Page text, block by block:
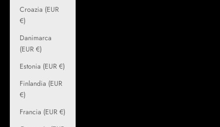
Croazia (EUR
€)
Danimarca
(EUR €)
Estonia (EUR €)
Finlandia (EUR
€)
Francia (EUR €)